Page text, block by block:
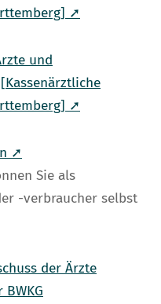
➚
und
➚
➚
Sie als
-verbraucher selbst
der Ärzte